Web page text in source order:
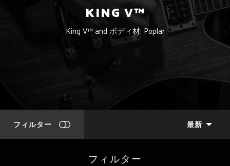
KING V™
King V™ and ボディ材: Poplar
フィルター 最新
フィルター